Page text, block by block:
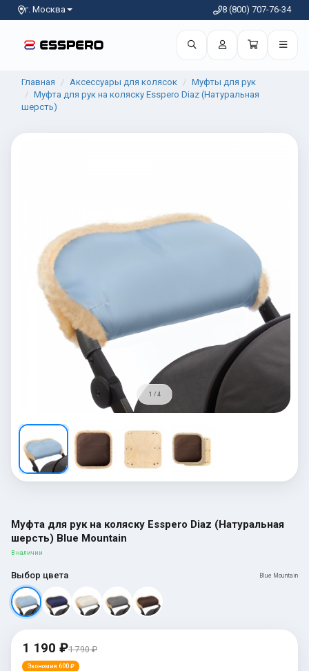
г. Москва 8 (800) 707-76-34
Главная Аксессуары для колясок
Муфты для рук
Муфта для рук на коляску Esspero Diaz (Натуральная
шерсть)
1 / 4
Муфта для рук на коляску Esspero Diaz (Натуральная
шерсть) Blue Mountain
В наличии
Выбор цвета Blue Mountain
1 190 ₽1 790 ₽
Экономия 600 ₽